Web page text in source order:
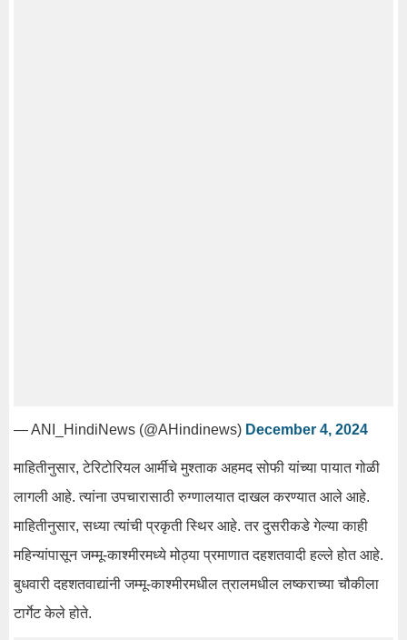
— ANI_HindiNews (@AHindinews) December 4, 2024
माहितीनुसार, टेरिटोरियल आर्मीचे मुश्ताक अहमद सोफी यांच्या पायात गोळी
लागली आहे. त्यांना उपचारासाठी रुग्णालयात दाखल करण्यात आले आहे.
माहितीनुसार, सध्या त्यांची प्रकृती स्थिर आहे. तर दुसरीकडे गेल्या काही
महिन्यांपासून जम्मू-काश्मीरमध्ये मोठ्या प्रमाणात दहशतवादी हल्ले होत आहे.
बुधवारी दहशतवाद्यांनी जम्मू-काश्मीरमधील त्रालमधील लष्कराच्या चौकीला
टार्गेट केले होते.